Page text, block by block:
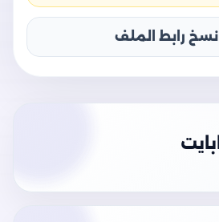
انسخ رابط الملف